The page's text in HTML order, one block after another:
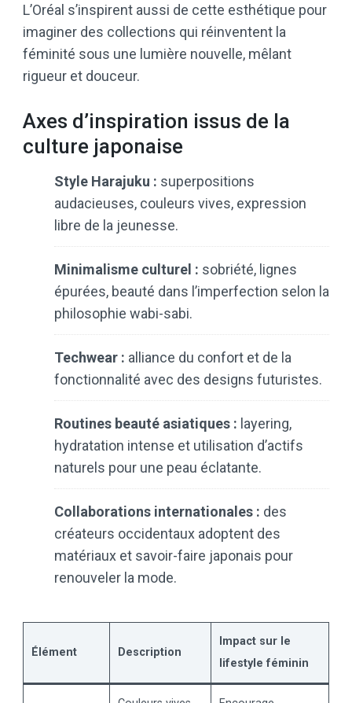
L’Oréal s’inspirent aussi de cette esthétique pour
imaginer des collections qui réinventent la
féminité sous une lumière nouvelle, mêlant
rigueur et douceur.
Axes d’inspiration issus de la
culture japonaise
Style Harajuku : superpositions
audacieuses, couleurs vives, expression
libre de la jeunesse.
Minimalisme culturel : sobriété, lignes
épurées, beauté dans l’imperfection selon la
philosophie wabi-sabi.
Techwear : alliance du confort et de la
fonctionnalité avec des designs futuristes.
Routines beauté asiatiques : layering,
hydratation intense et utilisation d’actifs
naturels pour une peau éclatante.
Collaborations internationales : des
créateurs occidentaux adoptent des
matériaux et savoir-faire japonais pour
renouveler la mode.
Élément Description
Impact sur le
lifestyle féminin